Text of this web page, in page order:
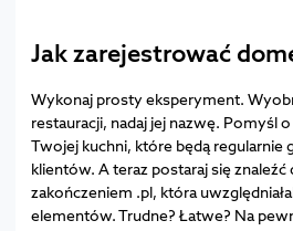
Jak zarejestrować
Wykonaj prosty eksperyment.
restauracji, nadaj jej nazwę. Pomyśl
Twojej kuchni, które będą regularnie
klientów. A teraz postaraj się znaleźć
zakończeniem .pl, która
elementów. Trudne? Łatwe? Na